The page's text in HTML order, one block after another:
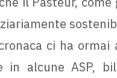
ci ha
alcune ASP,